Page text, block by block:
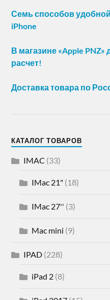
Семь способов
iPhone
В магазине «Apple
расчет!
Доставка товара по
КАТАЛОГ ТОВАРОВ
IMAC (33)
IMac 21" (18)
IMac 27'' (3)
Mac mini (9)
IPAD (228)
iPad 2 (8)